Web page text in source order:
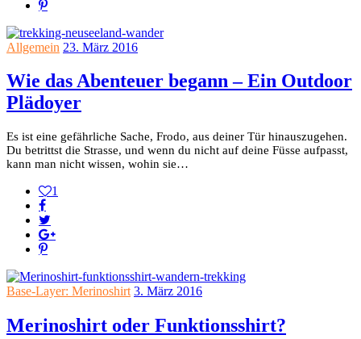
Allgemein 23. März 2016
Wie das Abenteuer begann – Ein Outdoor
Plädoyer
Es ist eine gefährliche Sache, Frodo, aus deiner Tür hinauszugehen.
Du betrittst die Strasse, und wenn du nicht auf deine Füsse aufpasst,
kann man nicht wissen, wohin sie…
1
Base-Layer: Merinoshirt 3. März 2016
Merinoshirt oder Funktionsshirt?